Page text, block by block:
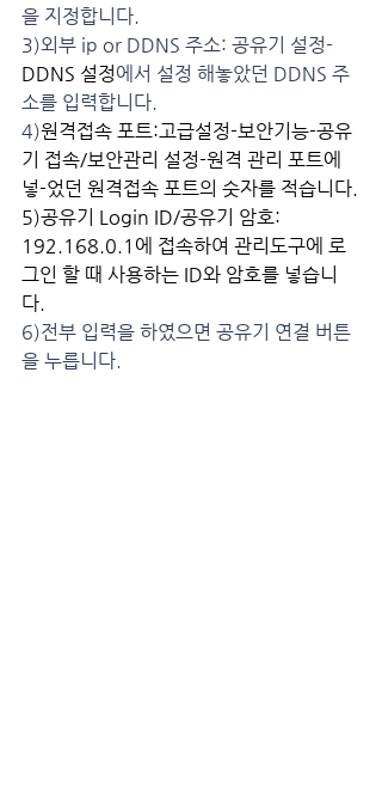
을 지정합니다.
3)외부 ip or DDNS 주소: 공유기 설정-
DDNS 설정에서 설정 해놓았던 DDNS 주
소를 입력합니다.
4)원격접속 포트:고급설정-보안기능-공유
기 접속/보안관리 설정-원격 관리 포트에
넣-었던 원격접속 포트의 숫자를 적습니다.
5)공유기 Login ID/공유기 암호:
192.168.0.1에 접속하여 관리도구에 로
그인 할 때 사용하는 ID와 암호를 넣습니
다.
6)전부 입력을 하였으면 공유기 연결 버튼
을 누릅니다.